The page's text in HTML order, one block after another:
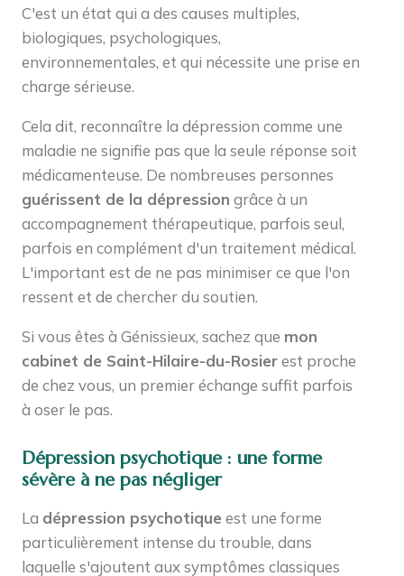
C'est un état qui a des causes multiples,
biologiques, psychologiques,
environnementales, et qui nécessite une prise en
charge sérieuse.
Cela dit, reconnaître la dépression comme une
maladie ne signifie pas que la seule réponse soit
médicamenteuse. De nombreuses personnes
guérissent de la dépression grâce à un
accompagnement thérapeutique, parfois seul,
parfois en complément d'un traitement médical.
L'important est de ne pas minimiser ce que l'on
ressent et de chercher du soutien.
Si vous êtes à Génissieux, sachez que mon
cabinet de Saint-Hilaire-du-Rosierest proche
de chez vous, un premier échange suffit parfois
à oser le pas.
Dépression psychotique : une forme
sévère à ne pas négliger
La dépression psychotique est une forme
particulièrement intense du trouble, dans
laquelle s'ajoutent aux symptômes classiques